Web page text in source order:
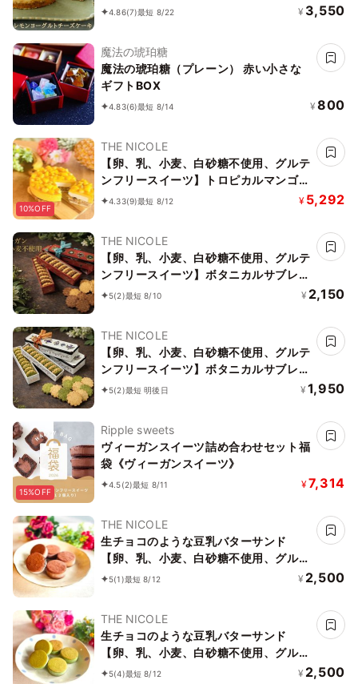
ーガンスイーツ・ヴィーガンケーキ》
4.86(7)最短 8/22 ¥ 3,550
魔法の琥珀糖
魔法の琥珀糖（プレーン） 赤い小さな
ギフトBOX
4.83(6)最短 8/14 ¥ 800
10%OFF
THE NICOLE
【卵、乳、小麦、白砂糖不使用、グルテ
ンフリースイーツ】トロピカルマンゴー
バナーヌ 5号 15cm ～京豆腐仕立て～
4.33(9)最短 8/12 ¥ 5,292
THE NICOLE
【卵、乳、小麦、白砂糖不使用、グルテ
ンフリースイーツ】ボタニカルサブレ
カカオ、黒糖バニラサブレ缶 2種アソー
5(2)最短 8/10 ¥ 2,150
THE NICOLE
【卵、乳、小麦、白砂糖不使用、グルテ
ンフリースイーツ】ボタニカルサブレ
京抹茶、黒糖バニラサブレ缶 2種アソー
5(2)最短 明後日 ¥ 1,950
15%OFF
Ripple sweets
ヴィーガンスイーツ詰め合わせセット福
袋《ヴィーガンスイーツ》
4.5(2)最短 8/11 ¥7,314
THE NICOLE
生チョコのような豆乳バターサンド
【卵、乳、小麦、白砂糖不使用、グルテ
ンフリースイーツ】ボタニカルカカオサ
5(1)最短 8/12 ¥ 2,500
THE NICOLE
生チョコのような豆乳バターサンド
【卵、乳、小麦、白砂糖不使用、グルテ
ンフリースイーツ】ボタニカルサンド
5(4)最短 8/12 ¥ 2,500